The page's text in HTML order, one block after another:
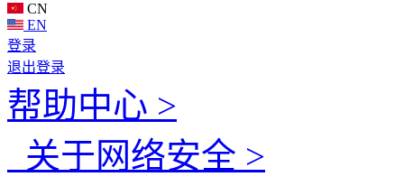
CN
EN
登录
退出登录
帮助中心 >
关于网络安全 >